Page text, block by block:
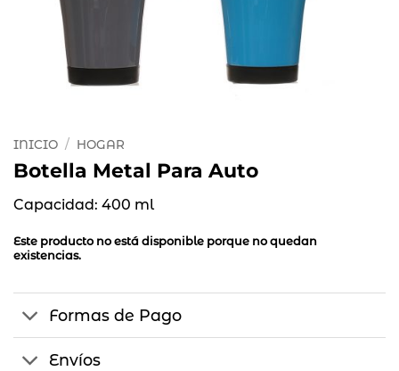
INICIO / HOGAR
Botella Metal Para Auto
Capacidad: 400 ml
Este producto no está disponible porque no quedan
existencias.
Formas de Pago
Envíos